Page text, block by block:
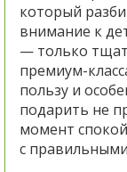
который
внимание к
— только
премиум-
пользу и
подарить не
момент
с